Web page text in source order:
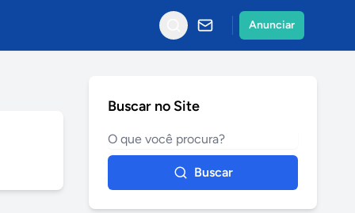
Anunciar
Buscar no Site
Buscar